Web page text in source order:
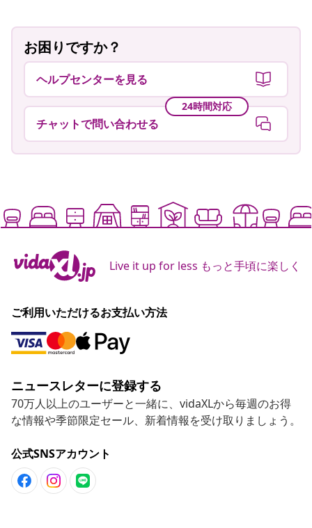
お困りですか？
ヘルプセンターを見る
24時間対応
チャットで問い合わせる
Live it up for less もっと手頃に楽しく
ご利用いただけるお支払い方法
ニュースレターに登録する
70万人以上のユーザーと一緒に、vidaXLから毎週のお得
な情報や季節限定セール、新着情報を受け取りましょう。
公式SNSアカウント